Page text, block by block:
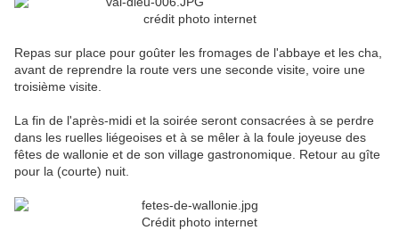
crédit photo internet
Repas sur place pour goûter les fromages de l'abbaye et les cha,
avant de reprendre la route vers une seconde visite, voire une
troisième visite.
La fin de l'après-midi et la soirée seront consacrées à se perdre
dans les ruelles liégeoises et à se mêler à la foule joyeuse des
fêtes de wallonie et de son village gastronomique. Retour au gîte
pour la (courte) nuit.
Crédit photo internet